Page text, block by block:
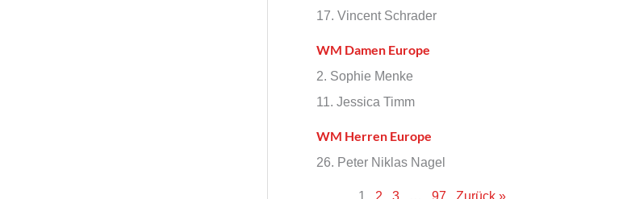
17. Vincent Schrader
WM Damen Europe
2. Sophie Menke
11. Jessica Timm
WM Herren Europe
26. Peter Niklas Nagel
1 2 3 … 97 Zurück »